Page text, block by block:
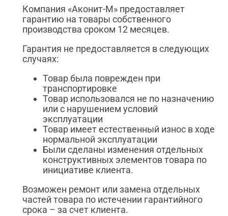
Компания «Аконит-М» предоставляет
гарантию на товары собственного
производства сроком 12 месяцев.
Гарантия не предоставляется в следующих
случаях:
Товар была поврежден при
транспортировке
Товар использовался не по назначению
или с нарушением условий
эксплуатации
Товар имеет естественный износ в ходе
нормальной эксплуатации
Были сделаны изменения отдельных
конструктивных элементов товара по
инициативе клиента.
Возможен ремонт или замена отдельных
частей товара по истечении гарантийного
срока – за счет клиента.